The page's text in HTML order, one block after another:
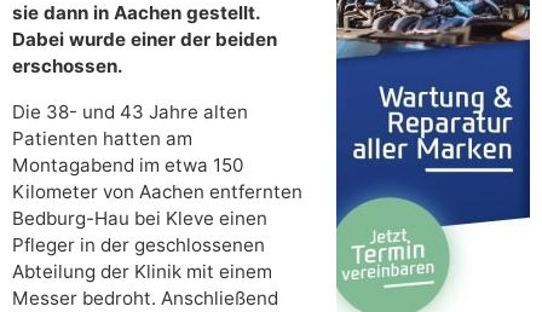
sie dann in Aachen gestellt.
Dabei wurde einer der beiden
erschossen.
Die 38- und 43 Jahre alten
Patienten hatten am
Montagabend im etwa 150
Kilometer von Aachen entfernten
Bedburg-Hau bei Kleve einen
Pfleger in der geschlossenen
Abteilung der Klinik mit einem
Messer bedroht. Anschließend